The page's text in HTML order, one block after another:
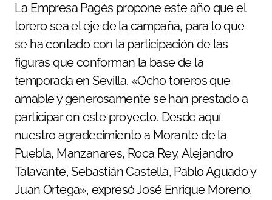
La Empresa Pagés propone este año que el
torero sea el eje de la campaña, para lo que
se ha contado con la participación de las
figuras que conforman la base de la
temporada en Sevilla. «Ocho toreros que
amable y generosamente se han prestado a
participar en este proyecto. Desde aquí
nuestro agradecimiento a Morante de la
Puebla, Manzanares, Roca Rey, Alejandro
Talavante, Sebastián Castella, Pablo Aguado y
Juan Ortega», expresó José Enrique Moreno,